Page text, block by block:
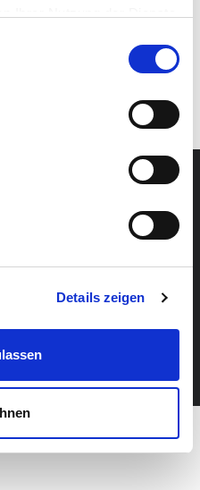
Details zeigen
Datenschutz
by stafftastic GmbH